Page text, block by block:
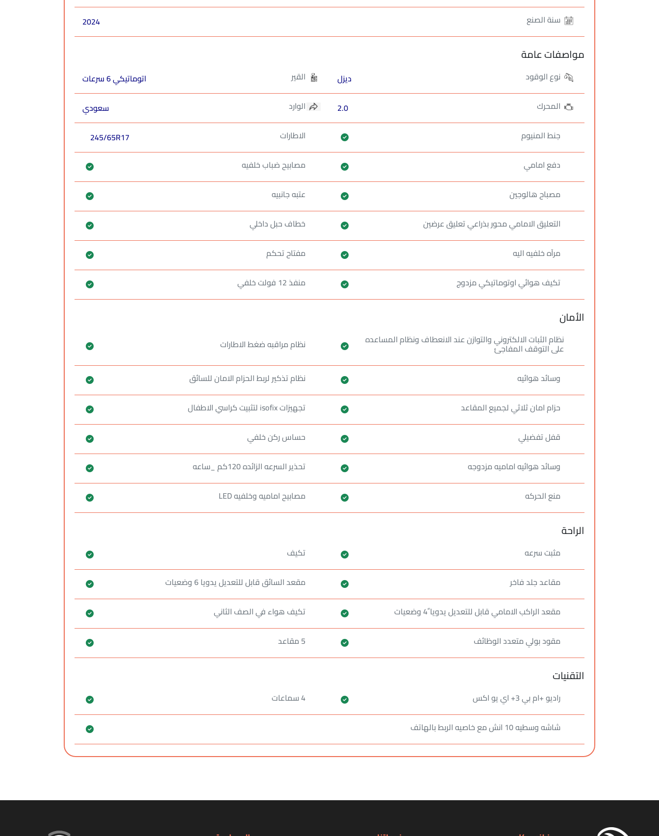
سنة الصنع
2024
مواصفات عامة
نوع الوقود ديزل القير
اتوماتيكي 6 سرعات
المحرك
2.0 الوارد
سعودي
جنط المنيوم
الاطارات
245/65R17
دفع امامي
مصابيح ضباب خلفيه
مصباح هالوجين
عتبه جانبيه
التعليق الامامي محور بذراعي تعليق عرضين
خطاف حبل داخلي
مرآه خلفيه اليه
مفتاح تحكم
تكيف هوائي اوتوماتيكي مزدوج
منفذ 12 فولت خلفي
الأمان
نظام الثبات الالكتروني والتوازن عند الانعطاف ونظام المساعده
على التوقف المفاجئ نظام مراقبه ضغط الاطارات
وسائد هوائيه
نظام تذكير لربط الحزام الامان للسائق
حزام امان ثلاثي لجميع المقاعد
تجهيزات isofix لتثبيت كراسي الاطفال
قفل تفضيلي
حساس ركن خلفي
وسائد هوائيه اماميه مزدوجه
تحذير السرعه الزائده 120كم _ساعه
منع الحركه
مصابيح اماميه وخلفيه LED
الراحة
مثبت سرعه
تكيف
مقاعد جلد فاخر
مقعد السائق قابل للتعديل يدويا 6 وضعيات
مقعد الراكب الامامي قابل للتعديل يدويا ً4 وضعيات
تكيف هواء في الصف الثاني
مقود بولي متعدد الوظائف
5 مقاعد
التقنيات
راديو +ام بي 3+ اي يو اكس
4 سماعات
شاشه وسطيه 10 انش مع خاصيه الربط بالهاتف